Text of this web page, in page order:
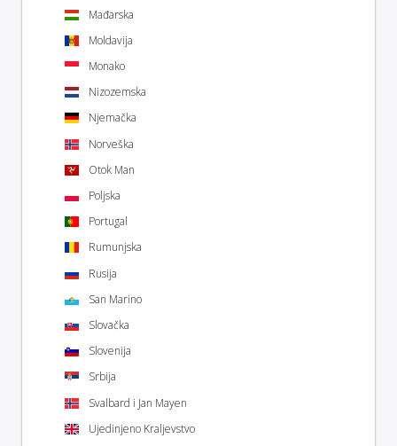
Mađarska
Moldavija
Monako
Nizozemska
Njemačka
Norveška
Otok Man
Poljska
Portugal
Rumunjska
Rusija
San Marino
Slovačka
Slovenija
Srbija
Svalbard i Jan Mayen
Ujedinjeno Kraljevstvo